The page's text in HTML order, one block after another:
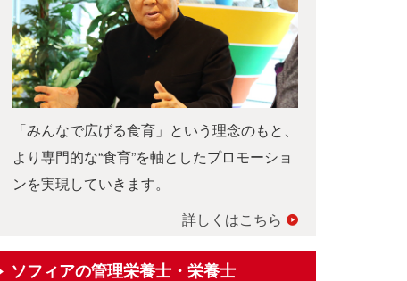
「みんなで広げる食育」という理念のもと、
より専門的な“食育”を軸としたプロモーショ
ンを実現していきます。
詳しくはこちら
ソフィアの管理栄養士・栄養士